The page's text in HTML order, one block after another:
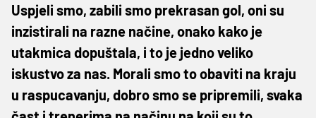
Uspjeli smo, zabili smo prekrasan gol, oni su
inzistirali na razne načine, onako kako je
utakmica dopuštala, i to je jedno veliko
iskustvo za nas. Morali smo to obaviti na kraju
u raspucavanju, dobro smo se pripremili, svaka